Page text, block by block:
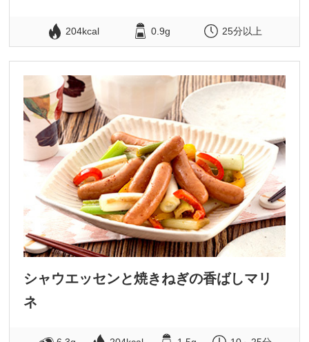
204kcal 0.9g 25分以上
シャウエッセンと焼きねぎの香ばしマリ
ネ